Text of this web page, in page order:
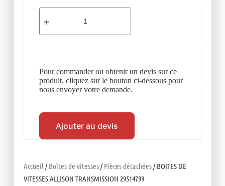
Accueil /Boîtes de vitesses/Pièces détachées/ BOITES DE
VITESSES ALLISON TRANSMISSION 29514799
Pour commander ou obtenir un devis sur ce
produit, cliquez sur le bouton ci-dessous pour
nous envoyer votre demande.
Ajouter au devis